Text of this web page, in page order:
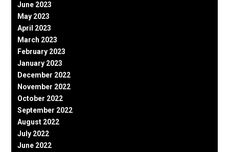
June 2023
May 2023
April 2023
March 2023
February 2023
January 2023
December 2022
November 2022
October 2022
September 2022
August 2022
July 2022
June 2022